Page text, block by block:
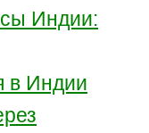
Индии:
в Индии